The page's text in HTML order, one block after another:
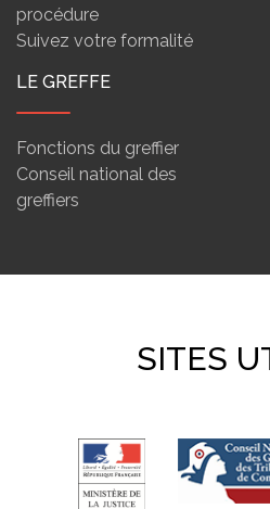
procédure
Suivez votre formalité
LE GREFFE
Fonctions du greffier
Conseil national des
greffiers
SITES